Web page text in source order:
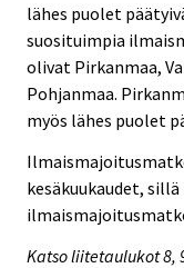
lähes puolet
suosituimpia
olivat Pirkanmaa,
Pohjanmaa.
myös lähes puolet
kesäkuukaudet,
Katso liitetaulukot 8,